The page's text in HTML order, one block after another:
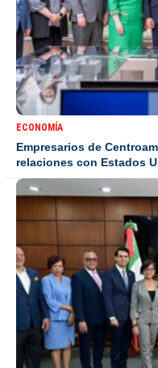
ECONOMÍA
Empresarios de
relaciones con Estados